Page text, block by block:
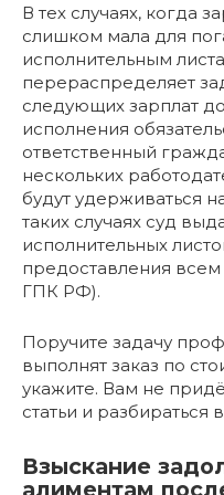
В тех случаях, когда
слишком мала для
исполнительным
перераспределяет
следующих зарплат
исполнения
ответственный
нескольких
будут удерживаться
таких случаях суд
исполнительных
предоставления всем
ГПК РФ).
Поручите задачу
выполнят заказ по
укажите. Вам не
статьи и разбираться
Взыскание
алиментам